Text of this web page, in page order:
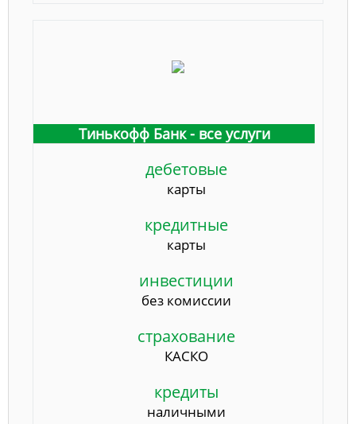
Тинькофф Банк - все услуги
дебетовые
карты
кредитные
карты
инвестиции
без комиссии
страхование
КАСКО
кредиты
наличными